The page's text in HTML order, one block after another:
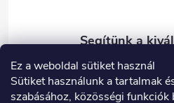
Ez a weboldal sütiket használ
Sütiket használunk a tartalmak
szabásához, közösségi
eshop